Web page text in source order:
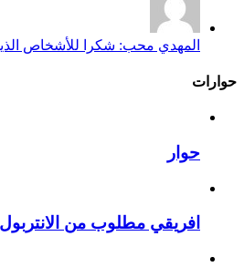
المهدي محب: شكرا للأشخاص
حوارات
حوار
افريقي مطلوب من